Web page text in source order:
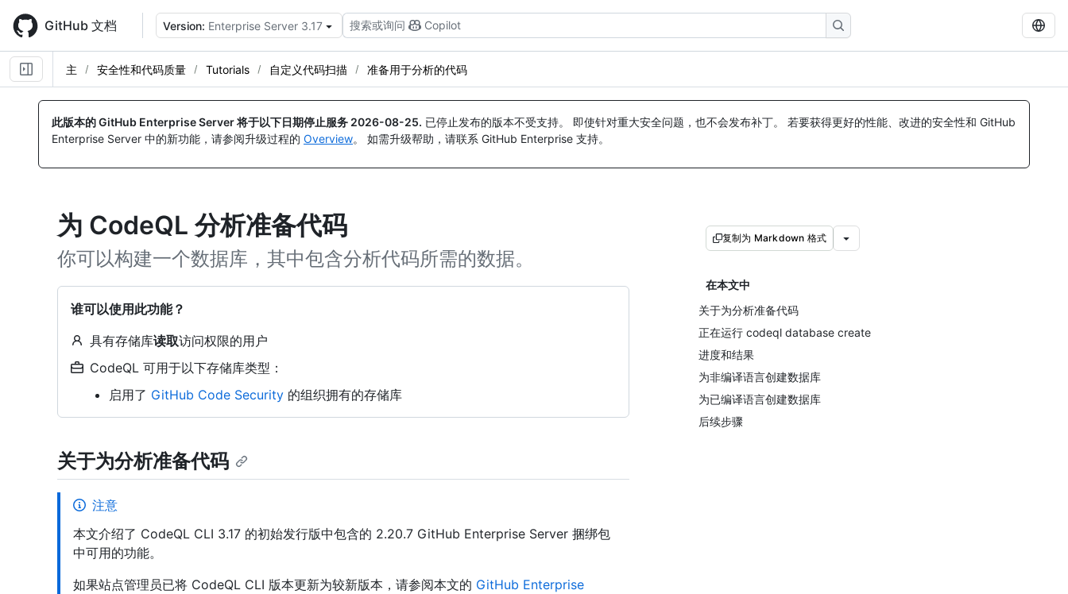
main
content
GitHub 文档 Version: Enterprise Server 3.17 搜索或询问 Copilot
主 安全性和代码质量 Tutorials 自定义代码扫描 准备用于分析的代码
此版本的 GitHub Enterprise Server 将于以下日期停止服务 2026-08-25. 已停止发布的版本不受支持。 即使针对重大安全问题，也不会发布补丁。 若要获得更好的性能、改进的安全性和 GitHub
Enterprise Server 中的新功能，请参阅升级过程的 Overview。 如需升级帮助，请联系 GitHub Enterprise 支持。
为 CodeQL 分析准备代码
你可以构建一个数据库，其中包含分析代码所需的数据。
谁可以使用此功能？
具有存储库读取访问权限的用户
CodeQL 可用于以下存储库类型：
启用了 GitHub Code Security 的组织拥有的存储库
复制为 Markdown 格式
在本文中
关于为分析准备代码
正在运行 codeql database create
进度和结果
为非编译语言创建数据库
为已编译语言创建数据库
后续步骤
关于为分析准备代码
注意
本文介绍了 CodeQL CLI 3.17 的初始发行版中包含的 2.20.7 GitHub Enterprise Server 捆绑包
中可用的功能。
如果站点管理员已将 CodeQL CLI 版本更新为较新版本，请参阅本文的 GitHub Enterprise